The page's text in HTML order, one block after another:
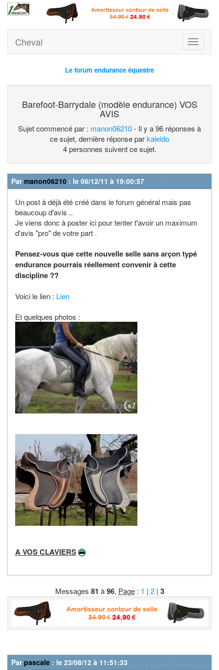
Toggle
Cheval
Le forum endurance équestre
Barefoot-Barrydale (modèle endurance) VOS
AVIS
Sujet commencé par : manon06210- Il y a 96 réponses à
ce sujet, dernière réponse parkaleido
4 personnes suivent ce sujet.
Parmanon06210 : le 06/12/11 à 19:00:57
Un post à déjà été créé dans le forum général mais pas
beaucoup d'avis ..
Je viens donc à poster ici pour tenter t'avoir un maximum
d'avis "pro" de votre part .
Pensez-vous que cette nouvelle selle sans arçon typé
endurance pourrais réellement convenir à cette
discipline ??
Voici le lien : Lien
Et quelques photos :
A VOS CLAVIERS
Messages 81 à96, Page: 1 | 2| 3
Parpascale : le 23/08/12 à 11:51:33